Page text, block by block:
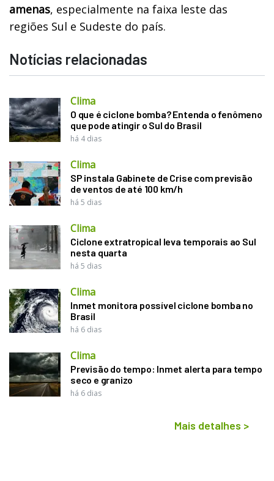
amenas, especialmente na faixa leste das
regiões Sul e Sudeste do país.
Notícias relacionadas
Clima
O que é ciclone bomba? Entenda o fenômeno
que pode atingir o Sul do Brasil
há 4 dias
Clima
SP instala Gabinete de Crise com previsão
de ventos de até 100 km/h
há 5 dias
Clima
Ciclone extratropical leva temporais ao Sul
nesta quarta
há 5 dias
Clima
Inmet monitora possível ciclone bomba no
Brasil
há 6 dias
Clima
Previsão do tempo: Inmet alerta para tempo
seco e granizo
há 6 dias
Mais detalhes >